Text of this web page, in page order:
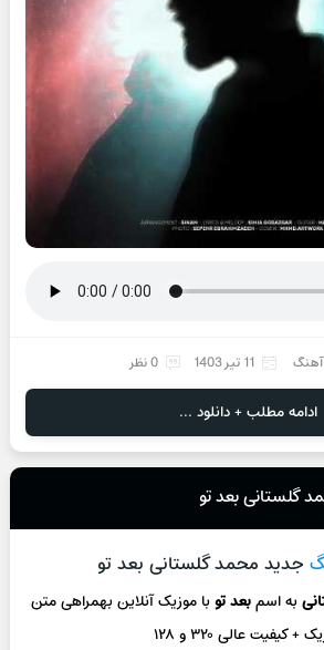
11 تیر 1403 0 نظر
ادامه مطلب + دانلود ...
گلستانی بعد تو
جدید محمد گلستانی بعد تو
به اسمبعد توبا موزیک آنلاینبهمراهی متن
+ کیفیت عالی ۳۲۰ و ۱۲۸